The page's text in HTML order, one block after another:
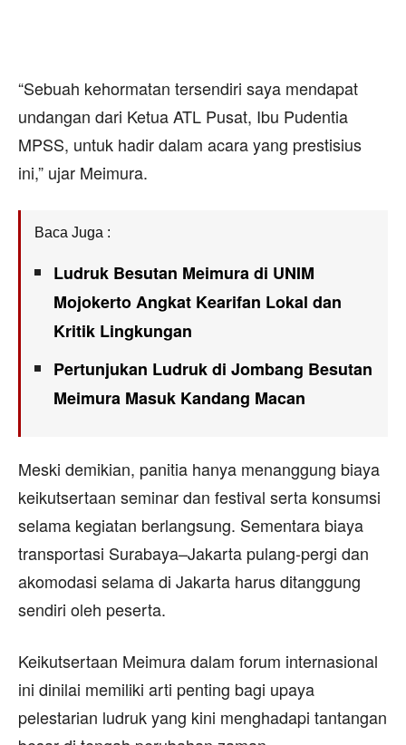
“Sebuah kehormatan tersendiri saya mendapat
undangan dari Ketua ATL Pusat, Ibu Pudentia
MPSS, untuk hadir dalam acara yang prestisius
ini,” ujar Meimura.
Baca Juga :
Ludruk Besutan Meimura di UNIM
Mojokerto Angkat Kearifan Lokal dan
Kritik Lingkungan
Pertunjukan Ludruk di Jombang Besutan
Meimura Masuk Kandang Macan
Meski demikian, panitia hanya menanggung biaya
keikutsertaan seminar dan festival serta konsumsi
selama kegiatan berlangsung. Sementara biaya
transportasi Surabaya–Jakarta pulang-pergi dan
akomodasi selama di Jakarta harus ditanggung
sendiri oleh peserta.
Keikutsertaan Meimura dalam forum internasional
ini dinilai memiliki arti penting bagi upaya
pelestarian ludruk yang kini menghadapi tantangan